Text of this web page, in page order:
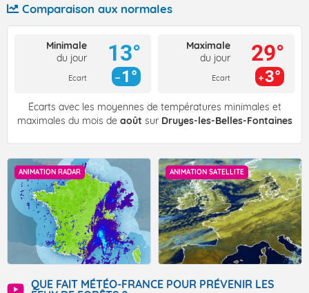
Comparaison aux normales
Minimale
du jour
Ecart
13°
1°
Maximale
du jour
Ecart
29°
3°
Écarts avec les moyennes de températures minimales et
maximales du mois de août sur Druyes-les-Belles-Fontaines
ANIMATION RADAR ANIMATION SATELLITE
QUE FAIT MÉTÉO-FRANCE POUR PRÉVENIR LES